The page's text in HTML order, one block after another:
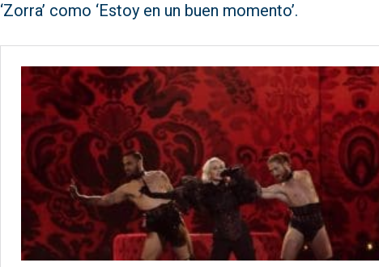
‘Zorra’ como ‘Estoy en un buen momento’.